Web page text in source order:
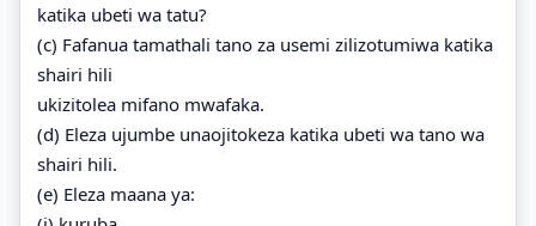
katika ubeti wa tatu?
(c) Fafanua tamathali tano za usemi zilizotumiwa katika
shairi hili
ukizitolea mifano mwafaka.
(d) Eleza ujumbe unaojitokeza katika ubeti wa tano wa
shairi hili.
(e) Eleza maana ya: